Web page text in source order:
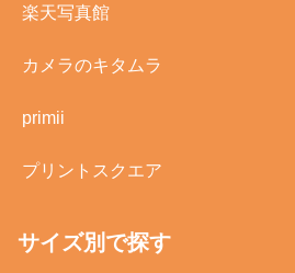
楽天写真館
カメラのキタムラ
primii
プリントスクエア
サイズ別で探す